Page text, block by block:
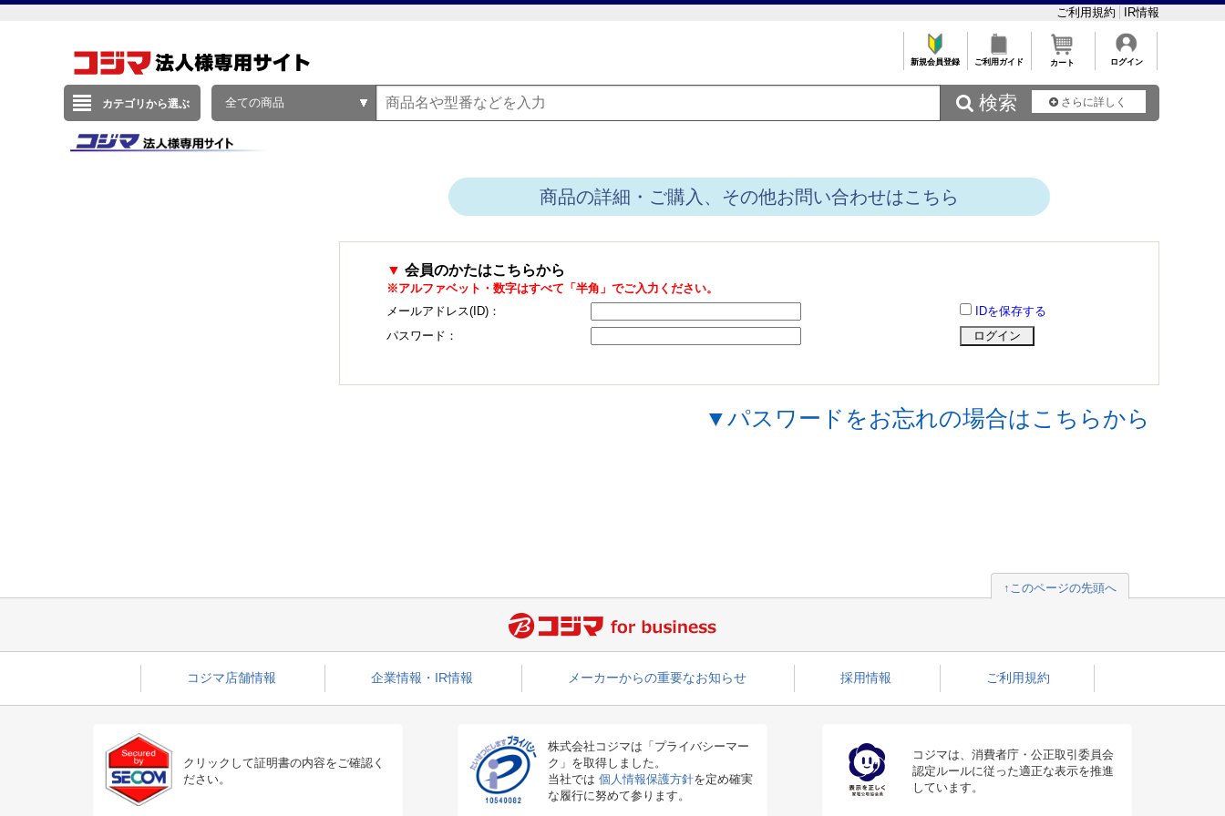
ご利用規約 IR情報
新規会員登録 ご利用ガイド カート ログイン
カテゴリから選ぶ 全ての商品  検索 さらに詳しく
商品の詳細・ご購入、その他お問い合わせはこちら
▼ 会員のかたはこちらから
※アルファベット・数字はすべて「半角」でご入力ください。
メールアドレス(ID)：
IDを保存する
パスワード：
▼パスワードをお忘れの場合はこちらから
↑このページの先頭へ
コジマ店舗情報 企業情報・IR情報 メーカーからの重要なお知らせ 採用情報 ご利用規約
クリックして証明書の内容をご確認く
ださい。
株式会社コジマは「プライバシーマー
ク」を取得しました。
当社では 個人情報保護方針を定め確実
な履行に努めて参ります。
コジマは、消費者庁・公正取引委員会
認定ルールに従った適正な表示を推進
しています。